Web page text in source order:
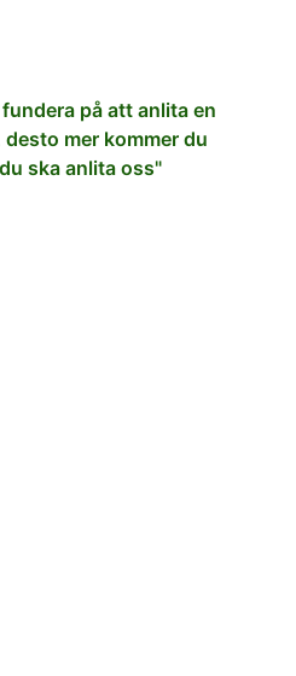
på att anlita en
mer kommer du
ska anlita oss"